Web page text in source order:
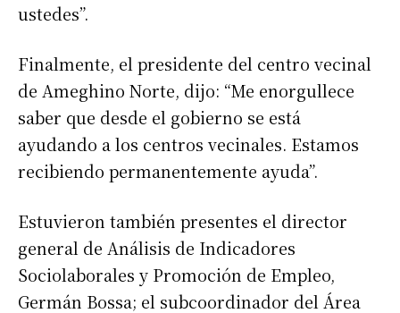
ustedes”.
Finalmente, el presidente del centro vecinal
de Ameghino Norte, dijo: “Me enorgullece
saber que desde el gobierno se está
ayudando a los centros vecinales. Estamos
recibiendo permanentemente ayuda”.
Estuvieron también presentes el director
general de Análisis de Indicadores
Sociolaborales y Promoción de Empleo,
Germán Bossa; el subcoordinador del Área